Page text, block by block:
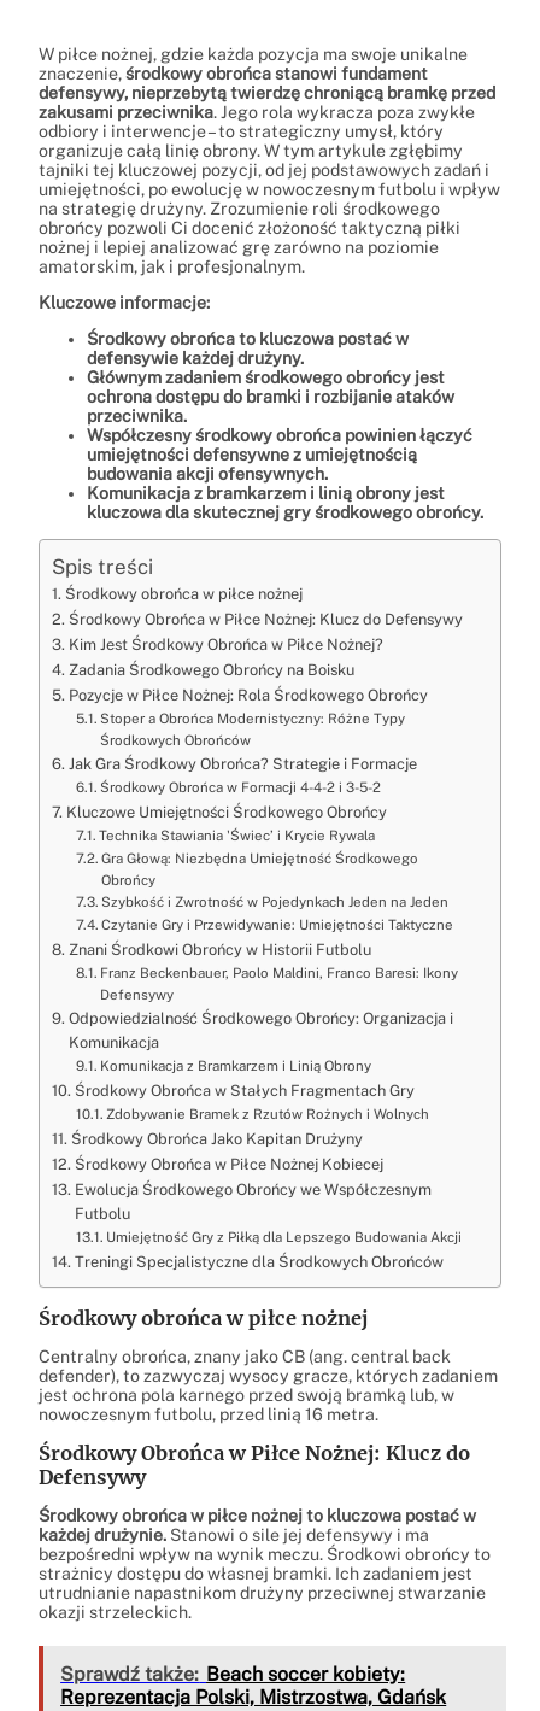
W piłce nożnej, gdzie każda pozycja ma swoje unikalne
znaczenie,środkowy obrońca stanowi fundament
defensywy, nieprzebytą twierdzę chroniącą bramkę przed
zakusami przeciwnika. Jego rola wykracza poza zwykłe
odbiory i interwencje – to strategiczny umysł, który
organizuje całą linię obrony. W tym artykule zgłębimy
tajniki tej kluczowej pozycji, od jej podstawowych zadań i
umiejętności, po ewolucję w nowoczesnym futbolu i wpływ
na strategię drużyny. Zrozumienie roli środkowego
obrońcy pozwoli Ci docenić złożoność taktyczną piłki
nożnej i lepiej analizować grę zarówno na poziomie
amatorskim, jak i profesjonalnym.
Kluczowe informacje:
Środkowy obrońca to kluczowa postać w
defensywie każdej drużyny.
Głównym zadaniem środkowego obrońcy jest
ochrona dostępu do bramki i rozbijanie ataków
przeciwnika.
Współczesny środkowy obrońca powinien łączyć
umiejętności defensywne z umiejętnością
budowania akcji ofensywnych.
Komunikacja z bramkarzem i linią obrony jest
kluczowa dla skutecznej gry środkowego obrońcy.
Spis treści
Środkowy obrońca w piłce nożnej
Środkowy Obrońca w Piłce Nożnej: Klucz do Defensywy
Kim Jest Środkowy Obrońca w Piłce Nożnej?
Zadania Środkowego Obrońcy na Boisku
Pozycje w Piłce Nożnej: Rola Środkowego Obrońcy
Stoper a Obrońca Modernistyczny: Różne Typy
Środkowych Obrońców
Jak Gra Środkowy Obrońca? Strategie i Formacje
Środkowy Obrońca w Formacji 4-4-2 i 3-5-2
Kluczowe Umiejętności Środkowego Obrońcy
Technika Stawiania 'Świec’ i Krycie Rywala
Gra Głową: Niezbędna Umiejętność Środkowego
Obrońcy
Szybkość i Zwrotność w Pojedynkach Jeden na Jeden
Czytanie Gry i Przewidywanie: Umiejętności Taktyczne
Znani Środkowi Obrońcy w Historii Futbolu
Franz Beckenbauer, Paolo Maldini, Franco Baresi: Ikony
Defensywy
Odpowiedzialność Środkowego Obrońcy: Organizacja i
Komunikacja
Komunikacja z Bramkarzem i Linią Obrony
Środkowy Obrońca w Stałych Fragmentach Gry
Zdobywanie Bramek z Rzutów Rożnych i Wolnych
Środkowy Obrońca Jako Kapitan Drużyny
Środkowy Obrońca w Piłce Nożnej Kobiecej
Ewolucja Środkowego Obrońcy we Współczesnym
Futbolu
Umiejętność Gry z Piłką dla Lepszego Budowania Akcji
Treningi Specjalistyczne dla Środkowych Obrońców
Środkowy obrońca w piłce nożnej
Centralny obrońca, znany jako CB (ang. central back
defender), to zazwyczaj wysocy gracze, których zadaniem
jest ochrona pola karnego przed swoją bramką lub, w
nowoczesnym futbolu, przed linią 16 metra.
Środkowy Obrońca w Piłce Nożnej: Klucz do
Defensywy
Środkowy obrońca w piłce nożnej to kluczowa postać w
każdej drużynie. Stanowi o sile jej defensywy i ma
bezpośredni wpływ na wynik meczu. Środkowi obrońcy to
strażnicy dostępu do własnej bramki. Ich zadaniem jest
utrudnianie napastnikom drużyny przeciwnej stwarzanie
okazji strzeleckich.
Sprawdź także: Beach soccer kobiety:
Reprezentacja Polski, Mistrzostwa, Gdańsk